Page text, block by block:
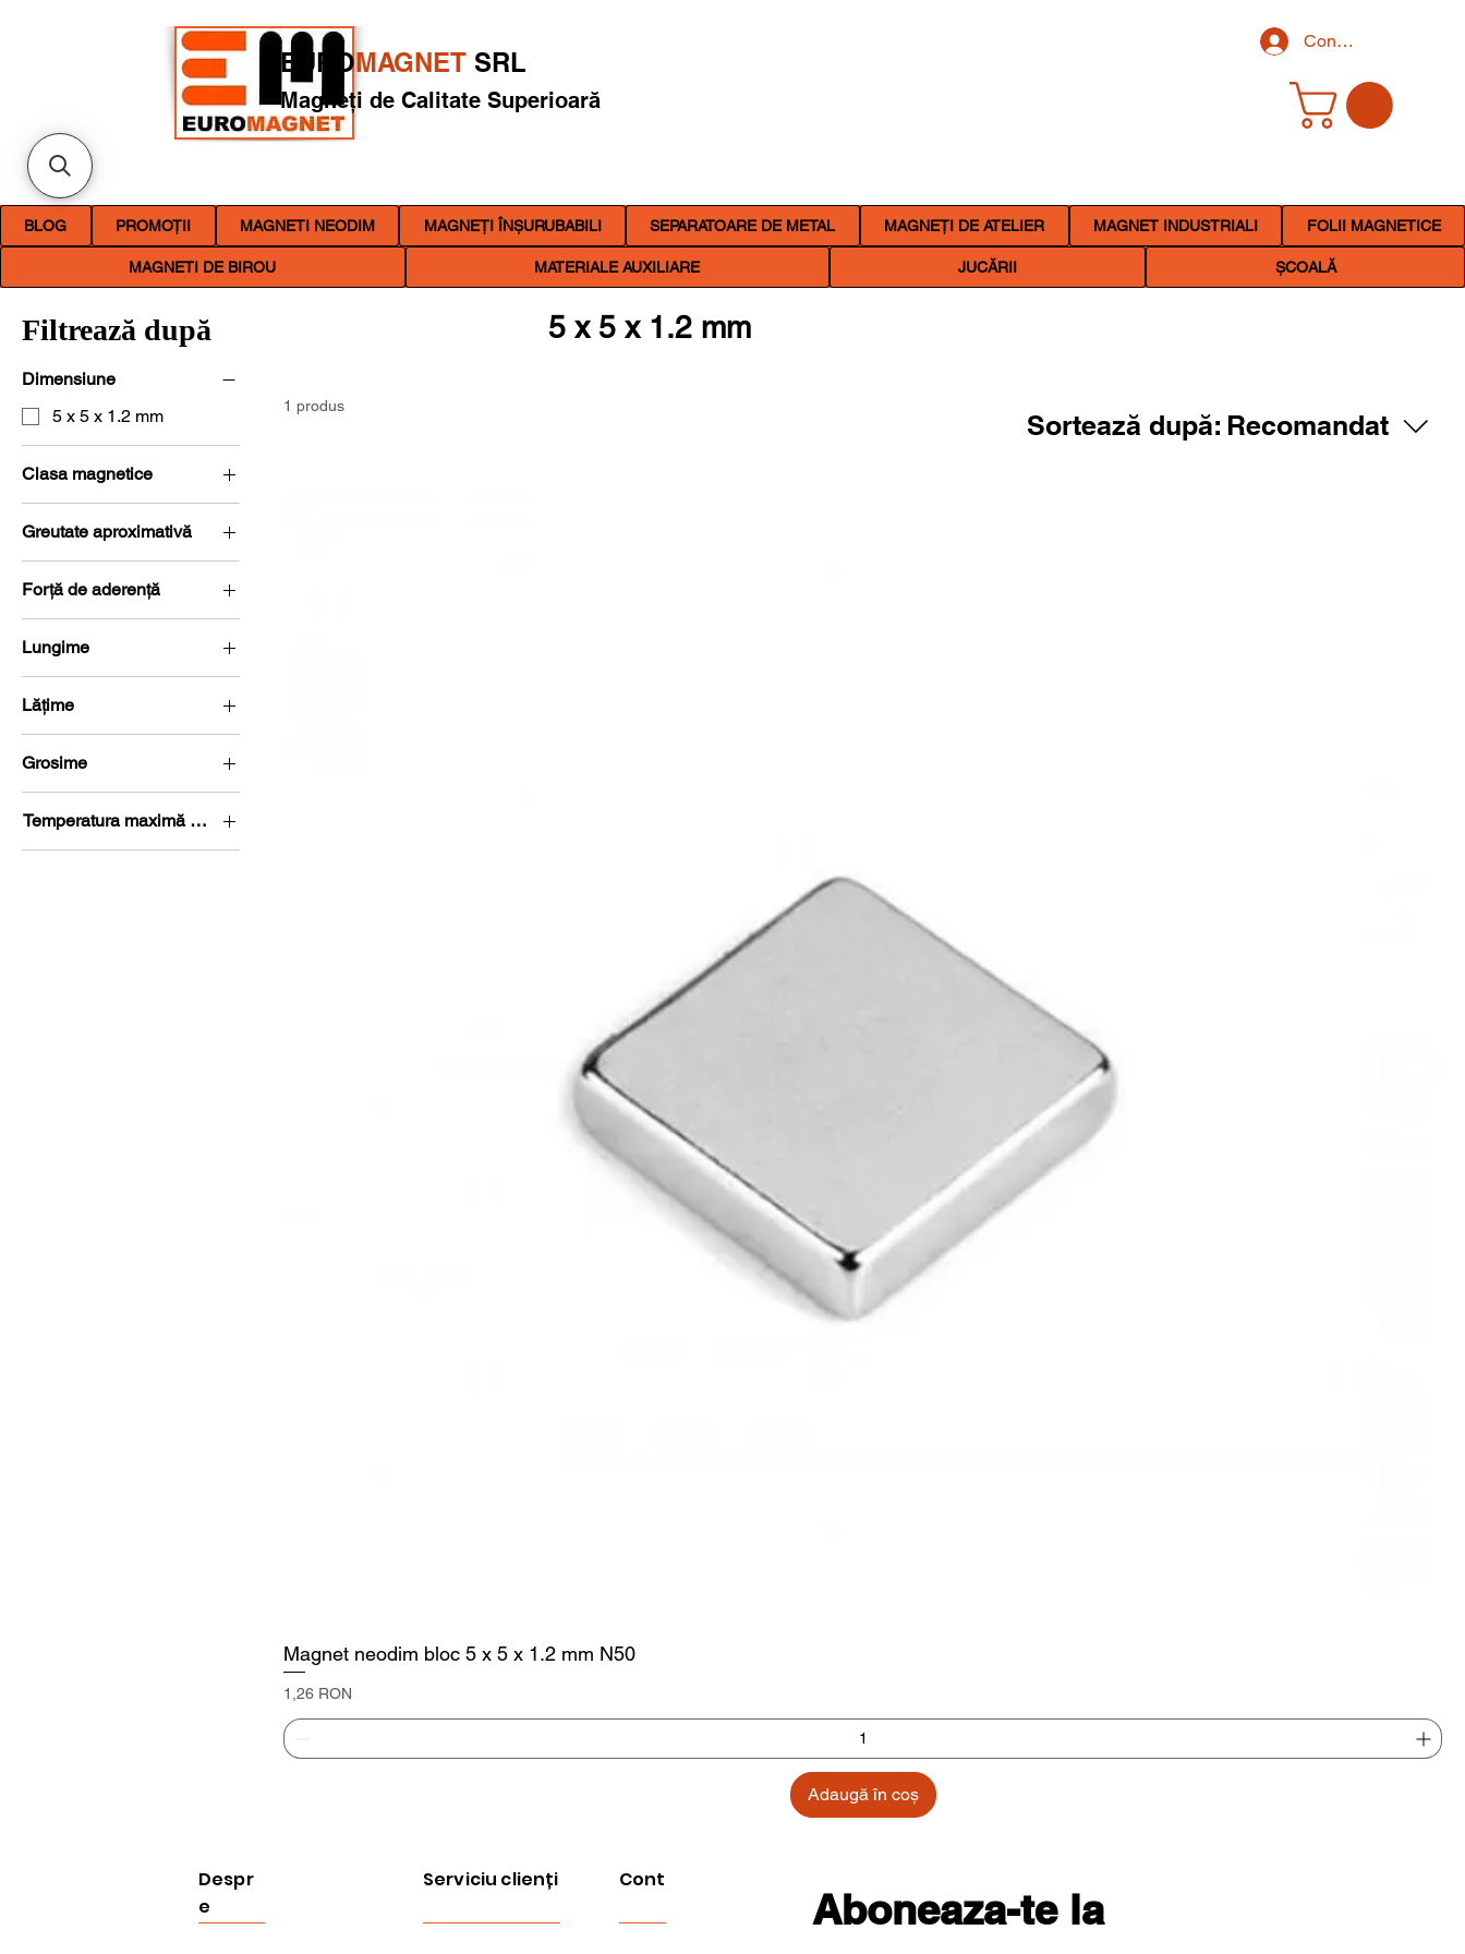
Conectează-te
EUROMAGNET SRL
Magneți de Calitate Superioară
BLOG PROMOȚII MAGNETI NEODIM MAGNEȚI ÎNȘURUBABILI SEPARATOARE DE METAL MAGNEȚI DE ATELIER MAGNET INDUSTRIALI FOLII MAGNETICE
MAGNETI DE BIROU MATERIALE AUXILIARE JUCĂRII ȘCOALĂ
Filtrează după
Dimensiune
5 x 5 x 1.2 mm
Clasa magnetice
N50
Greutate aproximativă
0,229 g
Forță de aderență
0,6 kg (5,9 Newton)
Lungime
L 0-5 mm
Lățime
l 0-5 mm
Grosime
G 0-5 mm
Temperatura maximă de lucru
60 °C
5 x 5 x 1.2 mm
1 produs
Sortează după: Recomandat
Magnet neodim bloc 5 x 5 x 1.2 mm N50
Preț
1,26 RON
Adaugă în coș
Despr
e
Serviciu clienți Cont
Aboneaza-te la